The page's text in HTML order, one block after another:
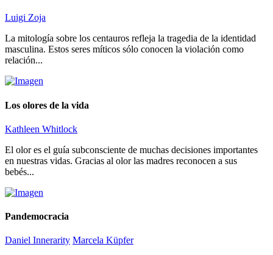
Luigi Zoja
La mitología sobre los centauros refleja la tragedia de la identidad
masculina. Estos seres míticos sólo conocen la violación como
relación...
Los olores de la vida
Kathleen Whitlock
El olor es el guía subconsciente de muchas decisiones importantes
en nuestras vidas. Gracias al olor las madres reconocen a sus
bebés...
Pandemocracia
Daniel Innerarity Marcela Küpfer